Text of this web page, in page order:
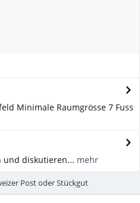
Minimale Raumgrösse 7 Fuss
und diskutieren... mehr
Post oder Stückgut